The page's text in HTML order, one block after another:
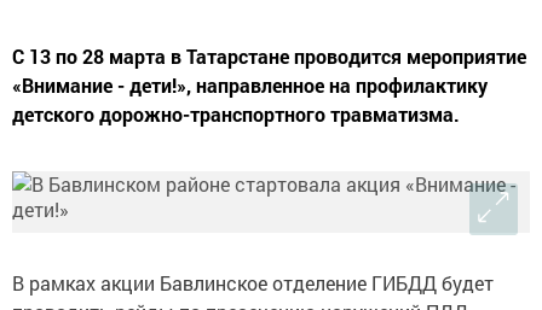
С 13 по 28 марта в Татарстане проводится мероприятие
«Внимание - дети!», направленное на профилактику
детского дорожно-транспортного травматизма.
В рамках акции Бавлинское отделение ГИБДД будет